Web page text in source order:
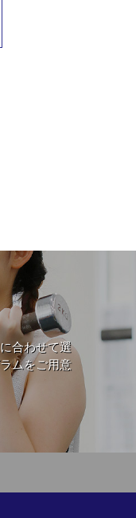
合わせて選
ムをご用意